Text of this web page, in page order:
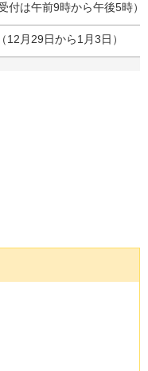
付は午前9時から午後5時）
12月29日から1月3日）